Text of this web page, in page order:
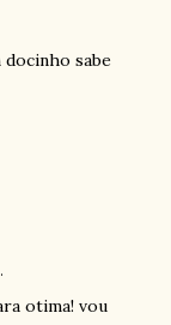
sabe
otima! vou